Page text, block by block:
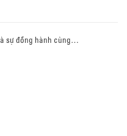
sự đồng hành cùng…